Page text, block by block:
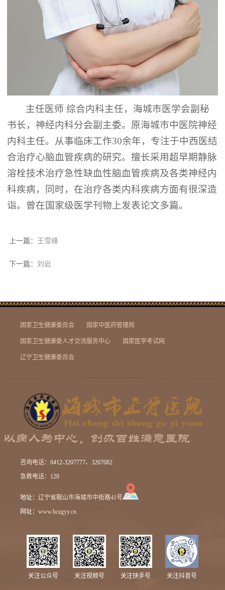
主任医师 综合内科主任，海城市医学会副秘
书长，神经内科分会副主委。原海城市中医院神经
内科主任。从事临床工作30余年，专注于中西医结
合治疗心脑血管疾病的研究。擅长采用超早期静脉
溶栓技术治疗急性缺血性脑血管疾病及各类神经内
科疾病，同时，在治疗各类内科疾病方面有很深造
诣。曾在国家级医学刊物上发表论文多篇。
上一篇： 王雪峰
下一篇： 刘岩
国家卫生健康委员会 国家中医药管理局
国家卫生健康委人才交流服务中心 国家医学考试网
辽宁卫生健康委员会
咨询电话：0412-3207777、3207082
急救电话： 120
地址：辽宁省鞍山市海城市中街路41号
网址：www.hczgyy.cn
关注公众号 关注视频号 关注快手号 关注抖音号